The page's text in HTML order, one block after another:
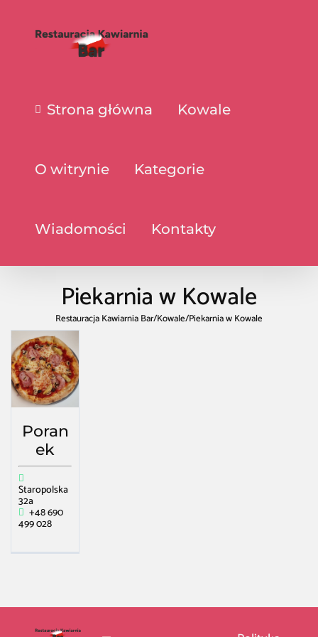
Strona główna Kowale
O witrynie Kategorie
Wiadomości Kontakty
Piekarnia w Kowale
Restauracja Kawiarnia Bar/Kowale/Piekarnia w Kowale
Poran
ek
Staropolska
32a
+48 690
499 028